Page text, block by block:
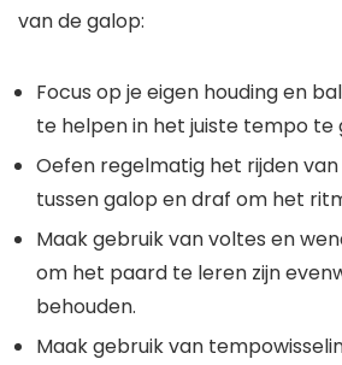
van de galop:
Focus op je eigen houding en
te helpen in het juiste tempo te
Oefen regelmatig het rijden
tussen galop en draf om het
Maak gebruik van voltes en
om het paard te leren zijn
behouden.
Maak gebruik van